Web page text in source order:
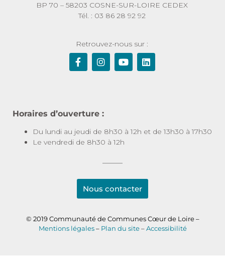
BP 70 – 58203 COSNE-SUR-LOIRE CEDEX
Tél. : 03 86 28 92 92
Retrouvez-nous sur :
Horaires d’ouverture :
Du lundi au jeudi de 8h30 à 12h et de 13h30 à 17h30
Le vendredi de 8h30 à 12h
Nous contacter
© 2019 Communauté de Communes Cœur de Loire –
Mentions légales– Plan du site–Accessibilité